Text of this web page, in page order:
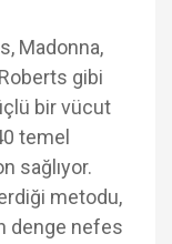
Madonna,
gibi
bir vücut
temel
sağlıyor.
metodu,
denge nefes